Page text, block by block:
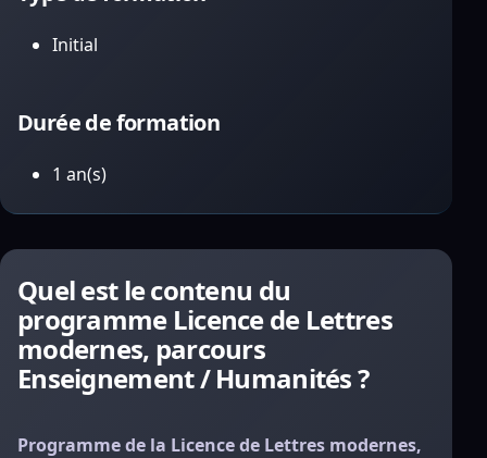
Initial
Durée de formation
1 an(s)
Quel est le contenu du
programme Licence de Lettres
modernes, parcours
Enseignement / Humanités ?
Programme de la Licence de Lettres modernes,